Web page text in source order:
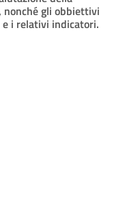
nonché gli obbiettivi
i relativi indicatori.